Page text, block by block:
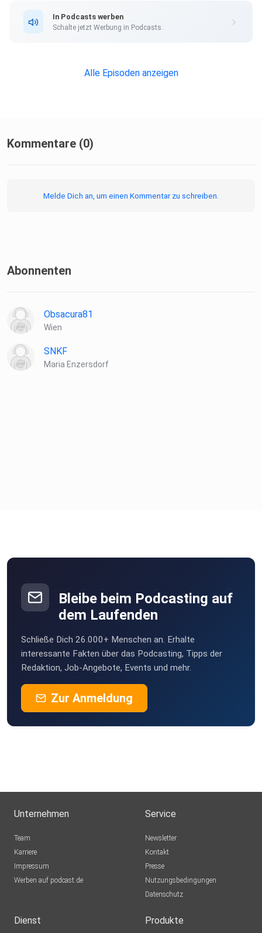
In Podcasts werben
Schalte jetzt Werbung in Podcasts.
Alle Episoden anzeigen
Kommentare (0)
Melde Dich an, um einen Kommentar zu schreiben.
Abonnenten
Obsacura81
Wien
SNKF
Maria Enzersdorf
Bleibe beim Podcasting auf
dem Laufenden
Schließe Dich 26.000+ Menschen an. Erhalte
interessante Fakten über das Podcasting, Tipps der
Redaktion, Job-Angebote, Events und mehr.
Zur Anmeldung
Unternehmen
Team
Karriere
Impressum
Werben auf podcast.de
Service
Newsletter
Kontakt
Presse
Nutzungsbedingungen
Datenschutz
Dienst Produkte